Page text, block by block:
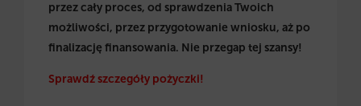
przez cały proces, od sprawdzenia Twoich
możliwości, przez przygotowanie wniosku, aż po
finalizację finansowania. Nie przegap tej szansy!
Sprawdź szczegóły pożyczki!